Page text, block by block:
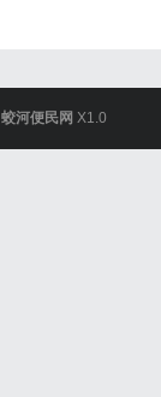
蛟河便民网 X1.0